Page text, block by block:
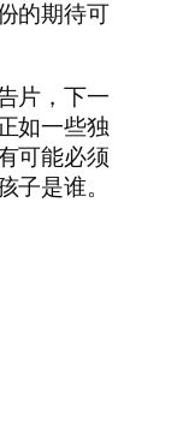
的期待可
片，下一
如一些独
可能必须
子是谁。